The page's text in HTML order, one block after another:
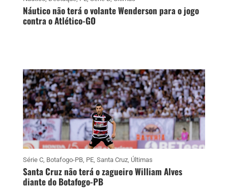
Náutico não terá o volante Wenderson para o jogo
contra o Atlético-GO
Série C, Botafogo-PB, PE, Santa Cruz, Últimas
Santa Cruz não terá o zagueiro William Alves
diante do Botafogo-PB